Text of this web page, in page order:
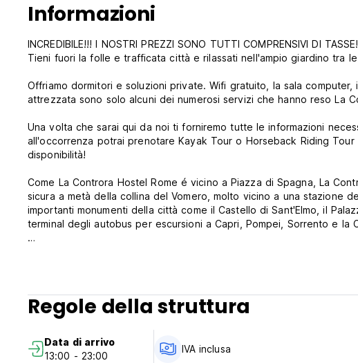
Informazioni
INCREDIBILE!!! I NOSTRI PREZZI SONO TUTTI COMPRENSIVI DI
Tieni fuori la folle e trafficata città e rilassati nell'ampio giardino tra
Offriamo dormitori e soluzioni private. Wifi gratuito, la sala computer, il nostro grande
Una volta che sarai qui da noi ti forniremo tutte le informazioni
all'occorrenza potrai prenotare Kayak Tour o Horseback Riding
disponibilità!
Come La Controra Hostel Rome é vicino a Piazza di Spagna, La
sicura a metà della collina del Vomero, molto vicino a una stazione della metropolitana e a pochi
importanti monumenti della città come il Castello di Sant'Elmo, il
terminal degli autobus per escursioni a Capri, Pompei, Sorrento e la
Check out alle h 11:00
Nota bene: il check-in presso il nostro ostello è 24 ore, ma le
o potete lasciare i bagagli con noi e fare una passeggiata intorno
Regole della struttura
Data di arrivo
13:00 - 23:00
IVA inclusa